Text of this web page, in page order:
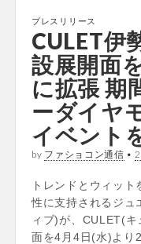
プレスリリース
CULET伊
設展開面
に拡張 期
ーダイヤ
イベント
by ファショコン通信 •
トレンドとウィッ
性に支持されるジ
ィブ)が、CULET(
面を4月4日(水)より